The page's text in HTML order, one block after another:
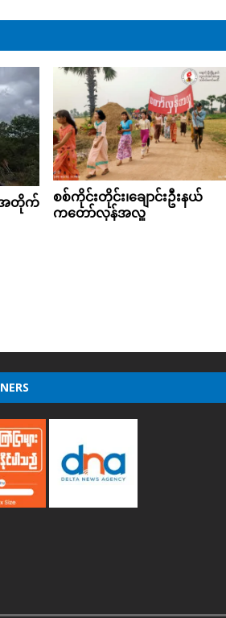
အတိုက်
စစ်ကိုင်းတိုင်း၊ချောင်းဦးနယ်
ကတော်လှန်အလှူ